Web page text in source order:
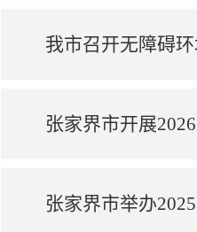
张家界市开展